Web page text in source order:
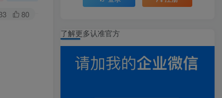
80
了解更多认准官方